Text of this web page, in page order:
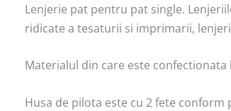
Lenjerie pat pentru pat single.
ridicate a tesaturii si imprimarii,
Materialul din care este
Husa de pilota este cu 2 fete conform